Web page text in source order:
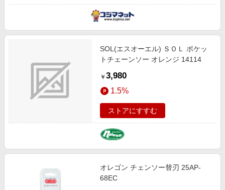
SOL(エスオーエル) ＳＯＬ ポケッ
トチェーンソー オレンジ 14114
￥ 3,980
1.5%
ストアにすすむ
オレゴン チェンソー替刃 25AP-
68EC